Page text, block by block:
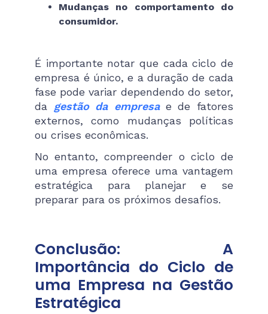
Mudanças no comportamento do
consumidor.
É importante notar que cada ciclo de
empresa é único, e a duração de cada
fase pode variar dependendo do setor,
da gestão da empresae de fatores
externos, como mudanças políticas
ou crises econômicas.
No entanto, compreender o ciclo de
uma empresa oferece uma vantagem
estratégica para planejar e se
preparar para os próximos desafios.
Conclusão: A
Importância do Ciclo de
uma Empresa na Gestão
Estratégica